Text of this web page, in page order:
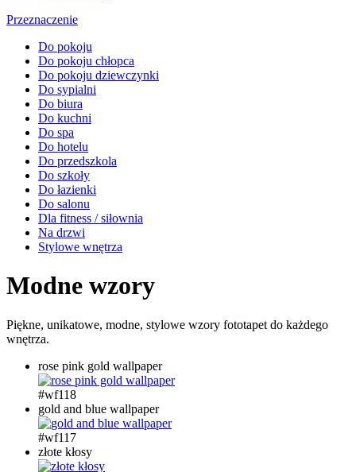
Przeznaczenie
Do pokoju
Do pokoju chłopca
Do pokoju dziewczynki
Do sypialni
Do biura
Do kuchni
Do spa
Do hotelu
Do przedszkola
Do szkoły
Do łazienki
Do salonu
Dla fitness / siłownia
Na drzwi
Stylowe wnętrza
Modne wzory
Piękne, unikatowe, modne, stylowe wzory fototapet do każdego
wnętrza.
rose pink gold wallpaper
#wf118
gold and blue wallpaper
#wf117
złote kłosy